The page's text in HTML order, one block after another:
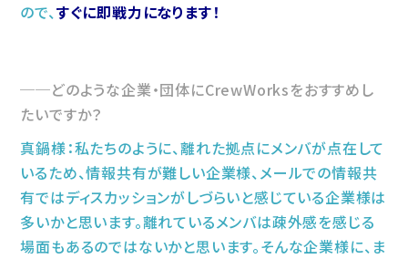
ので、すぐに即戦力になります！
どのような企業・団体にCrewWorksをおすすめし
たいですか？
真鍋様：私たちのように、離れた拠点にメンバが点在して
いるため、情報共有が難しい企業様、メールでの情報共
有ではディスカッションがしづらいと感じている企業様は
多いかと思います。離れているメンバは疎外感を感じる
場面もあるのではないかと思います。そんな企業様に、ま